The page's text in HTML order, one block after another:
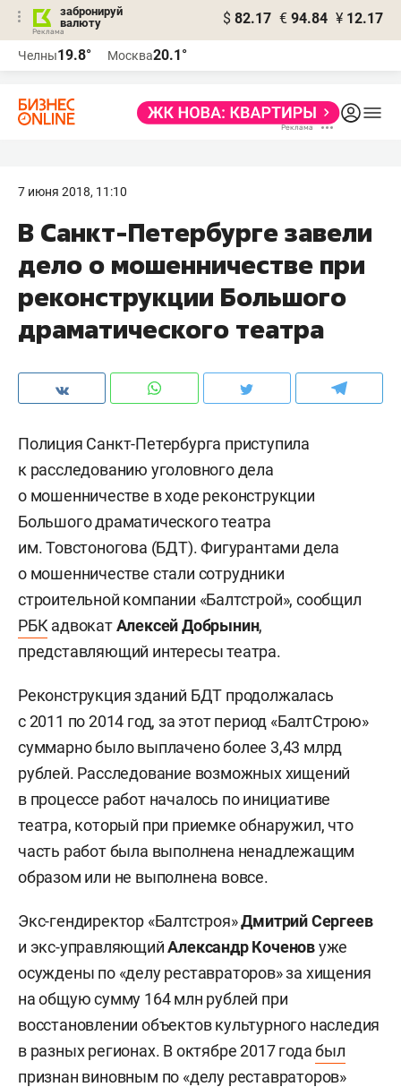
забронируй
валюту
$ 82.17 € 94.84 ¥ 12.17
Челны19.8° Москва20.1°
7 июня 2018, 11:10
В Санкт-Петербурге завели
дело о мошенничестве при
реконструкции Большого
драматического театра
Полиция Санкт-Петербурга приступила
к расследованию уголовного дела
о мошенничестве в ходе реконструкции
Большого драматического театра
им. Товстоногова (БДТ). Фигурантами дела
о мошенничестве стали сотрудники
строительной компании «Балтстрой», сообщил
РБК адвокатАлексей Добрынин,
представляющий интересы театра.
Реконструкция зданий БДТ продолжалась
с 2011 по 2014 год, за этот период «БалтСтрою»
суммарно было выплачено более 3,43 млрд
рублей. Расследование возможных хищений
в процессе работ началось по инициативе
театра, который при приемке обнаружил, что
часть работ была выполнена ненадлежащим
образом или не выполнена вовсе.
Экс-гендиректор «Балтстроя»Дмитрий Сергеев
и экс-управляющийАлександр Коченовуже
осуждены по «делу реставраторов» за хищения
на общую сумму 164 млн рублей при
восстановлении объектов культурного наследия
в разных регионах. В октябре 2017 годабыл
признан виновным по «делу реставраторов»